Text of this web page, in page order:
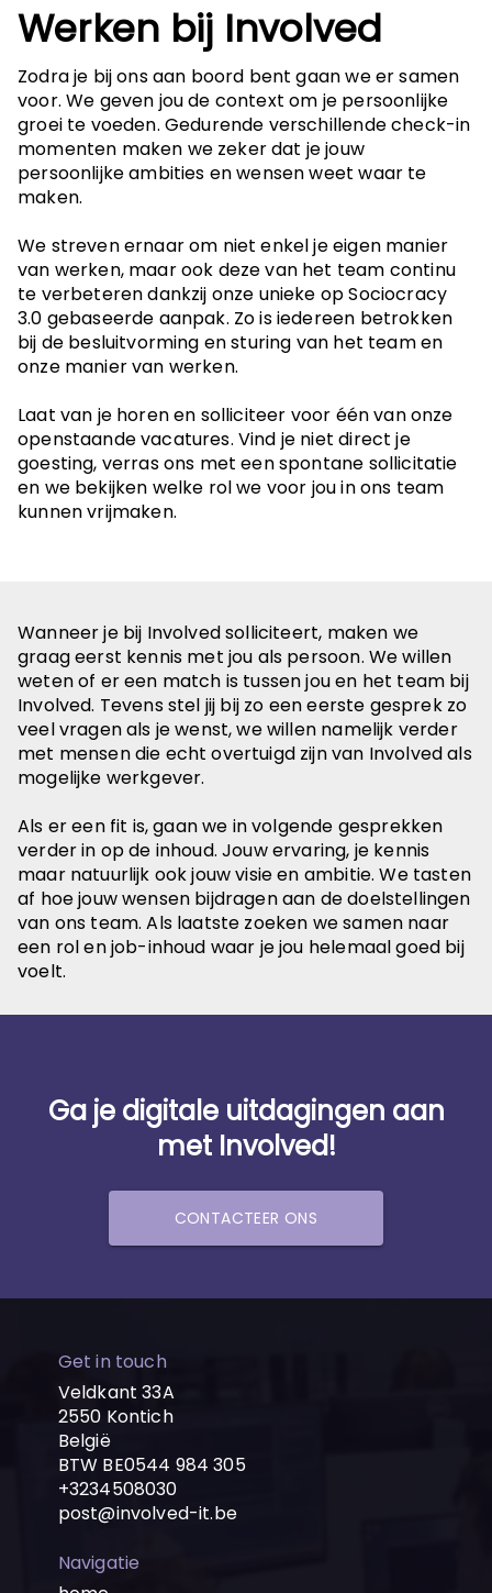
Werken bij Involved
Zodra je bij ons aan boord bent gaan we er samen
voor. We geven jou de context om je persoonlijke
groei te voeden. Gedurende verschillende check-in
momenten maken we zeker dat je jouw
persoonlijke ambities en wensen weet waar te
maken.
We streven ernaar om niet enkel je eigen manier
van werken, maar ook deze van het team continu
te verbeteren dankzij onze unieke op Sociocracy
3.0 gebaseerde aanpak. Zo is iedereen betrokken
bij de besluitvorming en sturing van het team en
onze manier van werken.
Laat van je horen en solliciteer voor één van onze
openstaande vacatures. Vind je niet direct je
goesting, verras ons met een spontane sollicitatie
en we bekijken welke rol we voor jou in ons team
kunnen vrijmaken.
Wanneer je bij Involved solliciteert, maken we
graag eerst kennis met jou als persoon. We willen
weten of er een match is tussen jou en het team bij
Involved. Tevens stel jij bij zo een eerste gesprek zo
veel vragen als je wenst, we willen namelijk verder
met mensen die echt overtuigd zijn van Involved als
mogelijke werkgever.
Als er een fit is, gaan we in volgende gesprekken
verder in op de inhoud. Jouw ervaring, je kennis
maar natuurlijk ook jouw visie en ambitie. We tasten
af hoe jouw wensen bijdragen aan de doelstellingen
van ons team. Als laatste zoeken we samen naar
een rol en job-inhoud waar je jou helemaal goed bij
voelt.
Ga je digitale uitdagingen aan
met Involved!
CONTACTEER ONS
Get in touch
Veldkant 33A
2550 Kontich
België
BTW BE0544 984 305
+3234508030
post@involved-it.be
Navigatie